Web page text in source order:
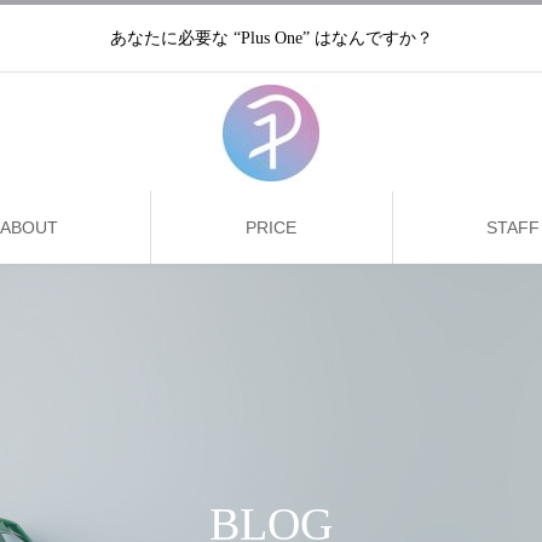
あなたに必要な “Plus One” はなんですか？
ABOUT PRICE STAFF
BLOG